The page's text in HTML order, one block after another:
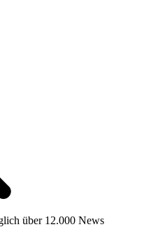
über 12.000 News